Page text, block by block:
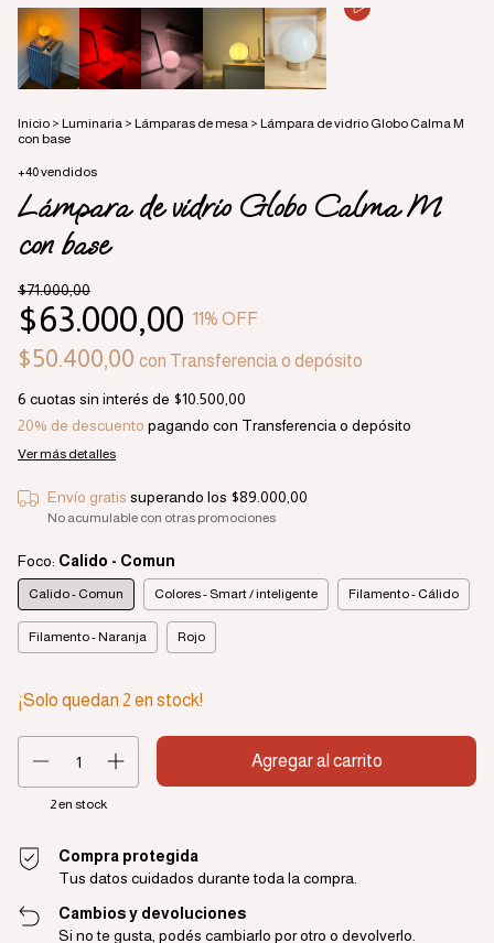
Inicio > Luminaria > Lámparas de mesa > Lámpara de vidrio Globo Calma M
con base
+40 vendidos
Lámpara de vidrio Globo Calma M
con base
$71.000,00
$63.000,00 11% OFF
$50.400,00 con Transferencia o depósito
6 cuotas sin interés de $10.500,00
20% de descuento pagando con Transferencia o depósito
Ver más detalles
Envío gratis superando los $89.000,00
No acumulable con otras promociones
Foco: Calido - Comun
Calido - Comun Colores - Smart / inteligente Filamento - Cálido
Filamento - Naranja Rojo
¡Solo quedan 2 en stock!
2en stock
Compra protegida
Tus datos cuidados durante toda la compra.
Cambios y devoluciones
Si no te gusta, podés cambiarlo por otro o devolverlo.